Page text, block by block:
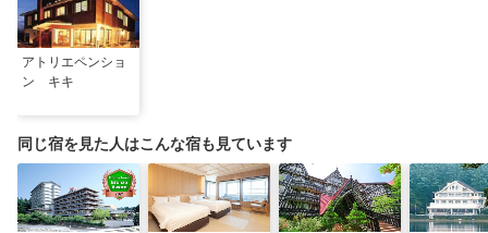
アトリエペンショ
ン キキ
同じ宿を見た人はこんな宿も見ています